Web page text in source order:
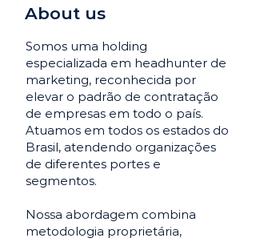
About us
Somos uma holding
especializada em headhunter de
marketing, reconhecida por
elevar o padrão de contratação
de empresas em todo o país.
Atuamos em todos os estados do
Brasil, atendendo organizações
de diferentes portes e
segmentos.
Nossa abordagem combina
metodologia proprietária,